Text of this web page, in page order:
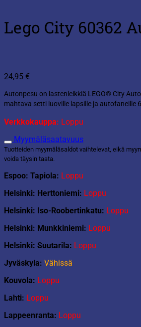
Lego City 60362
24,95 €
Autonpesu on lastenleikkiä LEGO® City
mahtava setti luoville lapsille ja autofaneille
Verkkokauppa: Loppu
Myymäläsaatavuus
Tuotteiden myymäläsaldot vaihtelevat, eikä
voida täysin taata.
Espoo: Tapiola: Loppu
Helsinki: Herttoniemi: Loppu
Helsinki: Iso-Roobertinkatu: Loppu
Helsinki: Munkkiniemi: Loppu
Helsinki: Suutarila: Loppu
Jyväskyla: Vähissä
Kouvola: Loppu
Lahti: Loppu
Lappeenranta: Loppu